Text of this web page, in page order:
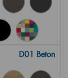
D01 Beton